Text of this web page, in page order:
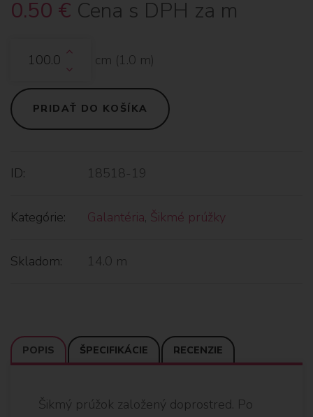
0.50 € Cena s DPH za m
cm (1.0 m)
PRIDAŤ DO KOŠÍKA
ID: 18518-19
Kategórie: Galantéria, Šikmé prúžky
Skladom: 14.0 m
POPIS ŠPECIFIKÁCIE RECENZIE
Šikmý prúžok založený doprostred. Po